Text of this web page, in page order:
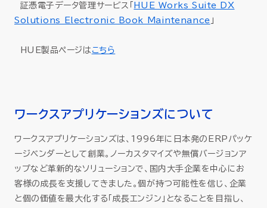
証憑電子データ管理サービス「
HUE Works Suite DX
Solutions Electronic Book Maintenance 」
HUE製品ページは こちら
ワークスアプリケーションズについて
ワークスアプリケーションズは、1996年に日本発のERPパッケ
ージベンダーとして創業。ノーカスタマイズや無償バージョンア
ップなど革新的なソリューションで、国内大手企業を中心にお
客様の成長を支援してきました。個が持つ可能性を信じ、企業
と個の価値を最大化する「成長エンジン」となることを目指し、